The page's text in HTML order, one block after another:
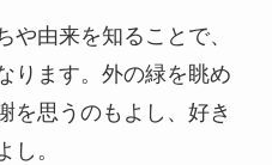
や由来を知ることで、
ります。外の緑を眺め
を思うのもよし、好き
し。